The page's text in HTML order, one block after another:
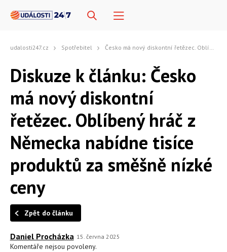
udalosti247.cz Spotřebitel Česko má nový diskontní řetězec. Oblíbený hráč z Německa nabídne tisíce produktů za směšně nízké ceny
Diskuze k článku: Česko
má nový diskontní
řetězec. Oblíbený hráč z
Německa nabídne tisíce
produktů za směšně nízké
ceny
Zpět do článku
Daniel Procházka 15. června 2025
Komentáře nejsou povoleny.